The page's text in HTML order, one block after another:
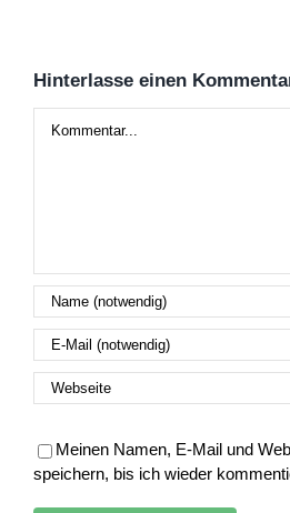
Hinterlasse einen
Meinen Namen, E-Mail und
speichern, bis ich wieder